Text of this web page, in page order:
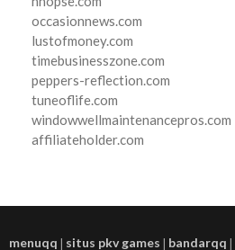
occasionnews.com
lustofmoney.com
timebusinesszone.com
peppers-reflection.com
tuneoflife.com
windowwellmaintenancepros.com
affiliateholder.com
menuqq | situs pkv games | bandarqq |